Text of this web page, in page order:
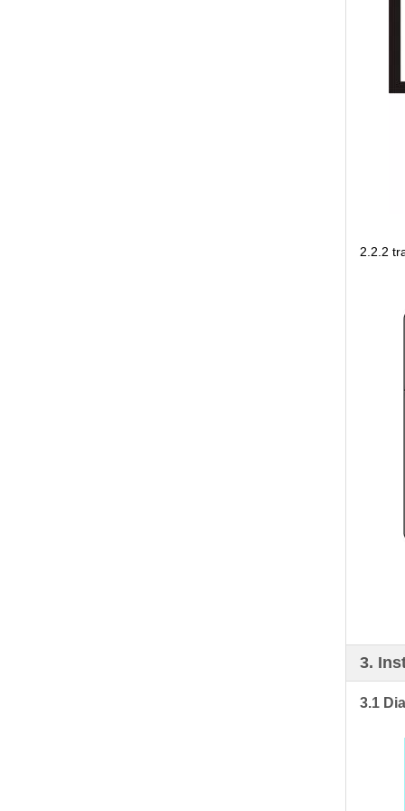
2.2.2
3.
3.1